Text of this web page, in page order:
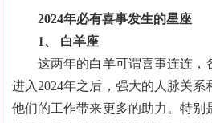
2024年必有喜事发生的星座
1、 白羊座
这两年的白羊可谓喜事连连，各
进入2024年之后，强大的人脉关
他们的工作带来更多的助力。特别